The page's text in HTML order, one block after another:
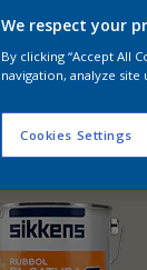
We respect your
By clicking “Accept All
navigation, analyze site
Cookies Settings